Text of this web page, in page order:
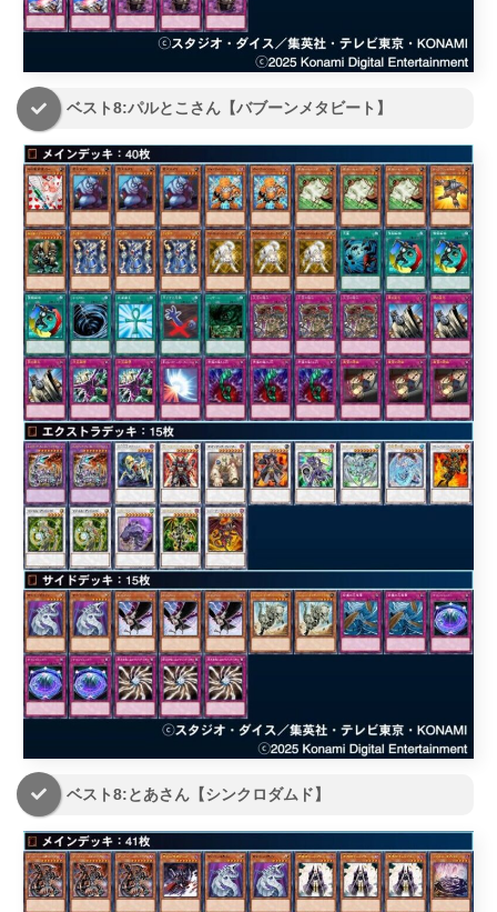
ベスト8:パルとこさん【バブーンメタビート】
ベスト8:とあさん【シンクロダムド】